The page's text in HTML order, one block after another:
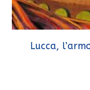
Lucca,